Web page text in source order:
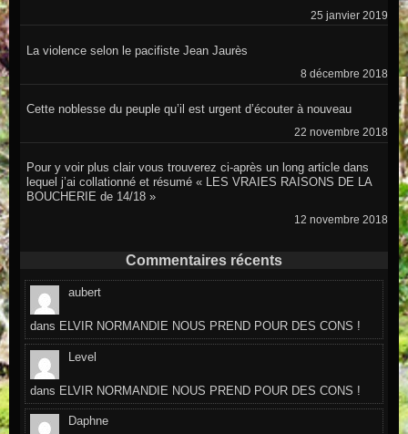
25 janvier 2019
La violence selon le pacifiste Jean Jaurès
8 décembre 2018
Cette noblesse du peuple qu’il est urgent d’écouter à nouveau
22 novembre 2018
Pour y voir plus clair vous trouverez ci-après un long article dans
lequel j’ai collationné et résumé « LES VRAIES RAISONS DE LA
BOUCHERIE de 14/18 »
12 novembre 2018
Commentaires récents
aubert
dans ELVIR NORMANDIE NOUS PREND POUR DES CONS !
Level
dans ELVIR NORMANDIE NOUS PREND POUR DES CONS !
Daphne